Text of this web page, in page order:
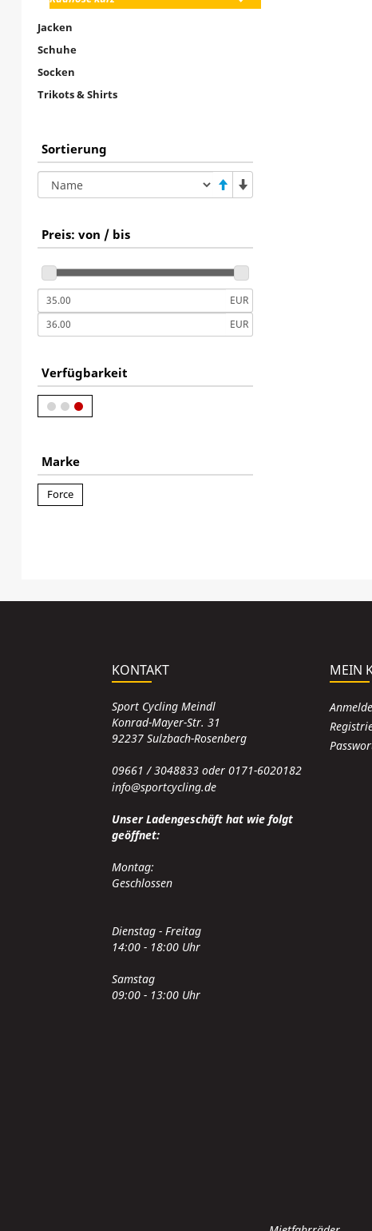
Jacken
Schuhe
Socken
Trikots & Shirts
Sortierung
Preis: von / bis
EUR
EUR
Verfügbarkeit
Marke
Force
KONTAKT
Sport Cycling Meindl
Konrad-Mayer-Str. 31
92237 Sulzbach-Rosenberg
09661 / 3048833 oder 0171-6020182
info@sportcycling.de
Unser Ladengeschäft hat wie folgt
geöffnet:
Montag:
Geschlossen
Dienstag - Freitag
14:00 - 18:00 Uhr
Samstag
09:00 - 13:00 Uhr
MEIN